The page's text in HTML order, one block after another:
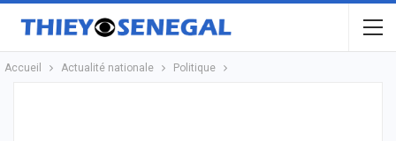
Accueil Actualité nationale Politique